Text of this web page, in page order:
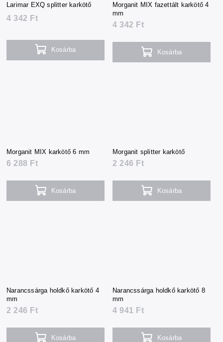
Larimar EXQ splitter karkötő
4 342 Ft
Kosárba
Morganit MIX fazettált karkötő 4
mm
4 342 Ft
Kosárba
Morganit MIX karkötő 6 mm
6 288 Ft
Kosárba
Morganit splitter karkötő
2 246 Ft
Kosárba
Narancssárga holdkő karkötő 4
mm
2 246 Ft
Kosárba
Narancssárga holdkő karkötő 8
mm
4 941 Ft
Kosárba